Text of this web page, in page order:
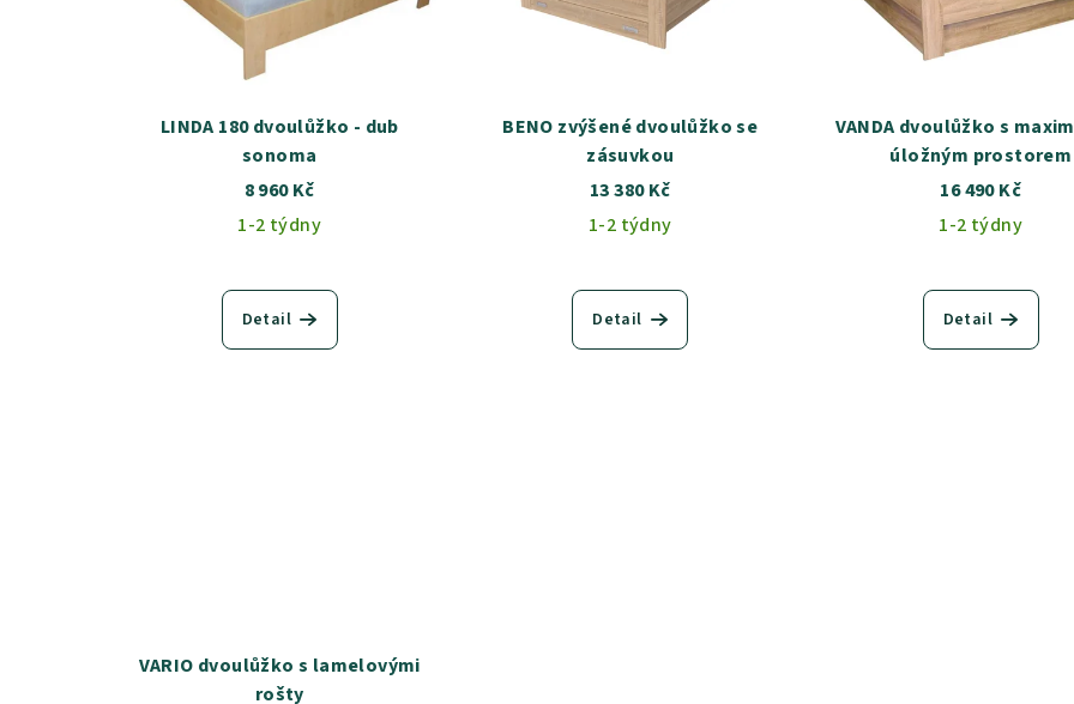
LINDA 180 dvoulůžko - dub
sonoma
8 960 Kč
1-2 týdny
Detail
BENO zvýšené dvoulůžko se
zásuvkou
13 380 Kč
1-2 týdny
Detail
VANDA dvoulůžko s
úložným prostorem
16 490 Kč
1-2 týdny
Detail
VARIO dvoulůžko s lamelovými
rošty